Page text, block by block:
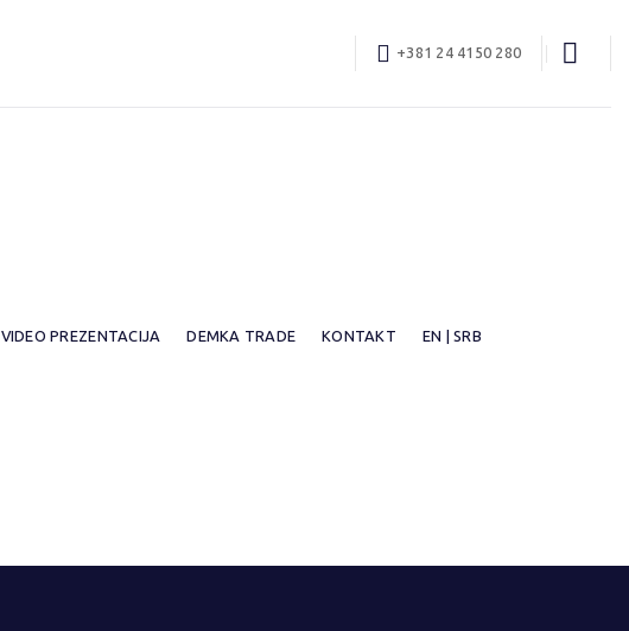
+381 24 4150 280
VIDEO PREZENTACIJA DEMKA TRADE KONTAKT EN | SRB